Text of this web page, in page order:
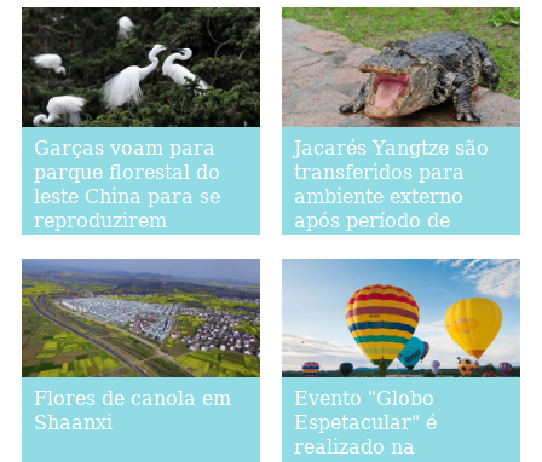
Garças voam para
parque florestal do
leste China para se
reproduzirem
Jacarés Yangtze são
transferidos para
ambiente externo
após período de
Flores de canola em
Shaanxi
Evento "Globo
Espetacular" é
realizado na